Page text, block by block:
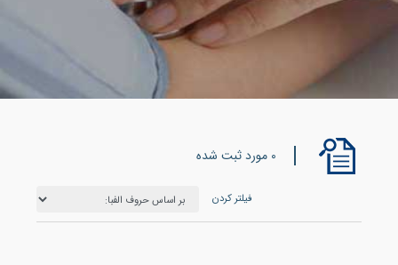
0 مورد ثبت شده
فیلتر کردن